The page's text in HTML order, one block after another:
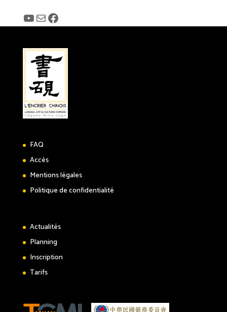
YouTube
E-mailFacebook
FAQ
Accès
Mentions légales
Politique de confidentialité
Actualités
Planning
Inscription
Tarifs